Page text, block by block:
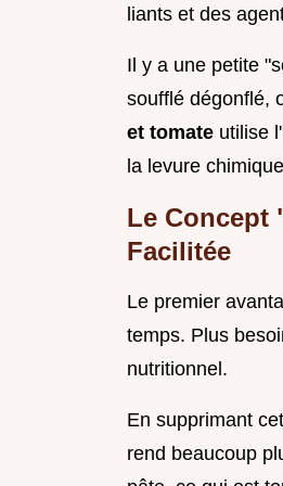
liants et des
Il y a une petite
soufflé dégonflé,
et tomate utilise
la levure
Le Concept
Facilitée
Le premier
temps. Plus
nutritionnel.
En supprimant
rend beaucoup